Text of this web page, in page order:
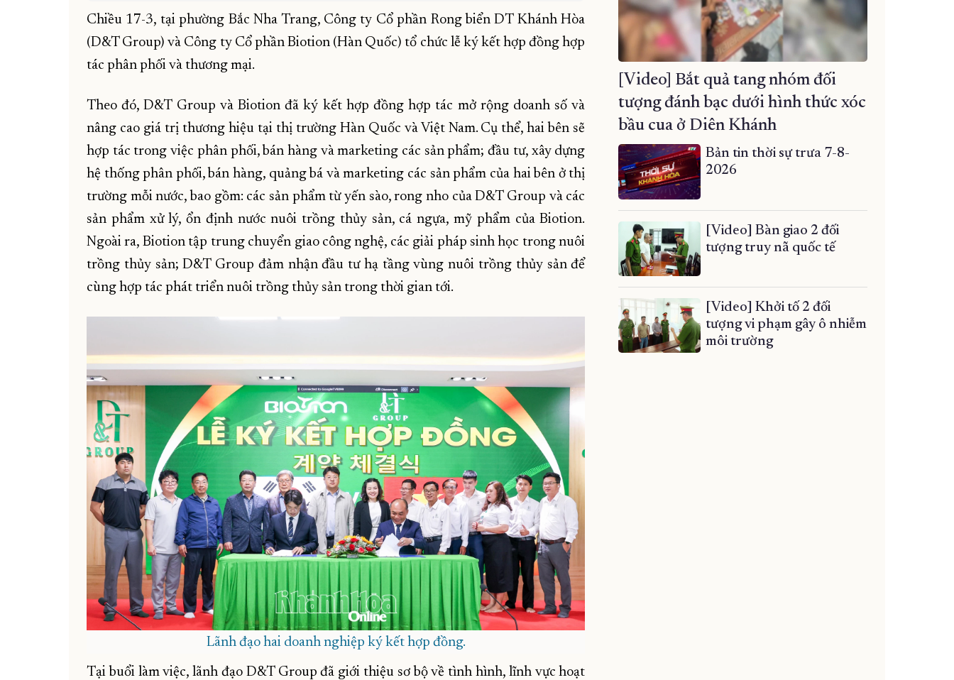
Chiều 17-3, tại phường Bắc Nha Trang, Công ty Cổ phần Rong biển DT Khánh Hòa
(D&T Group) và Công ty Cổ phần Biotion (Hàn Quốc) tổ chức lễ ký kết hợp đồng hợp
tác phân phối và thương mại.
Theo đó, D&T Group và Biotion đã ký kết hợp đồng hợp tác mở rộng doanh số và
nâng cao giá trị thương hiệu tại thị trường Hàn Quốc và Việt Nam. Cụ thể, hai bên sẽ
hợp tác trong việc phân phối, bán hàng và marketing các sản phẩm; đầu tư, xây dựng
hệ thống phân phối, bán hàng, quảng bá và marketing các sản phẩm của hai bên ở thị
trường mỗi nước, bao gồm: các sản phẩm từ yến sào, rong nho của D&T Group và các
sản phẩm xử lý, ổn định nước nuôi trồng thủy sản, cá ngựa, mỹ phẩm của Biotion.
Ngoài ra, Biotion tập trung chuyển giao công nghệ, các giải pháp sinh học trong nuôi
trồng thủy sản; D&T Group đảm nhận đầu tư hạ tầng vùng nuôi trồng thủy sản để
cùng hợp tác phát triển nuôi trồng thủy sản trong thời gian tới.
Lãnh đạo hai doanh nghiệp ký kết hợp đồng.
Tại buổi làm việc, lãnh đạo D&T Group đã giới thiệu sơ bộ về tình hình, lĩnh vực hoạt
[Video] Bắt quả tang nhóm đối
tượng đánh bạc dưới hình thức xóc
bầu cua ở Diên Khánh
Bản tin thời sự trưa 7-8-
2026
[Video] Bàn giao 2 đối
tượng truy nã quốc tế
[Video] Khởi tố 2 đối
tượng vi phạm gây ô nhiễm
môi trường